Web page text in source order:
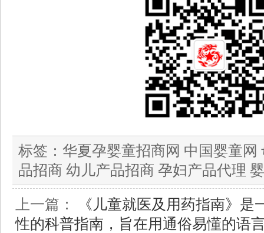
标签： 华夏孕婴童招商网 中国婴童网
品招商 幼儿产品招商 孕妇产品代理
上一篇：
《儿童就医及用药指南》
性的科普指南，旨在用通俗易懂的语